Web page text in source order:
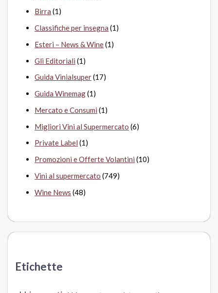
Birra (1)
Classifiche per insegna (1)
Esteri – News & Wine(1)
Gli Editoriali (1)
Guida Vinialsuper(17)
Guida Winemag(1)
Mercato e Consumi (1)
Migliori Vini al Supermercato (6)
Private Label (1)
Promozioni e Offerte Volantini (10)
Vini al supermercato (749)
Wine News (48)
Etichette